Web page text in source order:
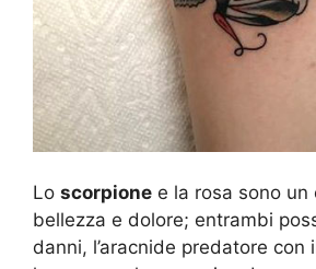
Lo scorpione e la rosa sono un
bellezza e dolore; entrambi
danni, l’aracnide predatore con